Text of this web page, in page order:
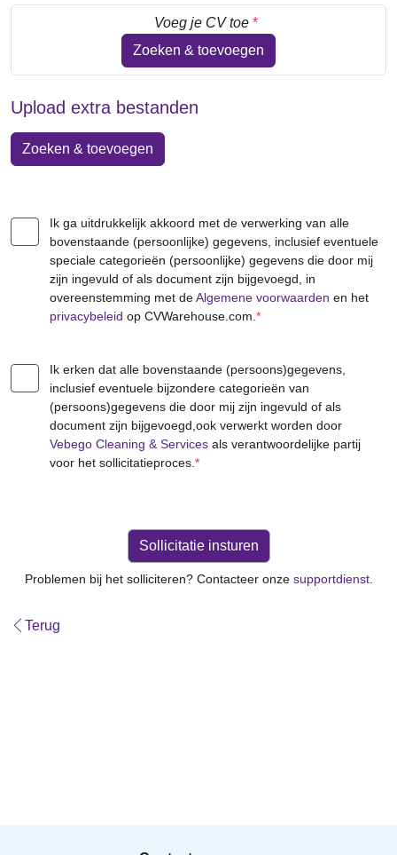
Voeg je CV toe *
Zoeken & toevoegen
Upload extra bestanden
Zoeken & toevoegen
Ik ga uitdrukkelijk akkoord met de verwerking van alle
bovenstaande (persoonlijke) gegevens, inclusief eventuele
speciale categorieën (persoonlijke) gegevens die door mij
zijn ingevuld of als document zijn bijgevoegd, in
overeenstemming met deAlgemene voorwaarden en het
privacybeleid op CVWarehouse.com. *
Ik erken dat alle bovenstaande (persoons)gegevens,
inclusief eventuele bijzondere categorieën van
(persoons)gegevens die door mij zijn ingevuld of als
document zijn bijgevoegd,ook verwerkt worden door
Vebego Cleaning & Services als verantwoordelijke partij
voor het sollicitatieproces.*
Problemen bij het solliciteren? Contacteer onze supportdienst.
Terug